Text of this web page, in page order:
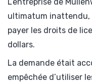
ultimatum inattendu,
payer les droits de
dollars.
La demande était
empêchée d’utiliser